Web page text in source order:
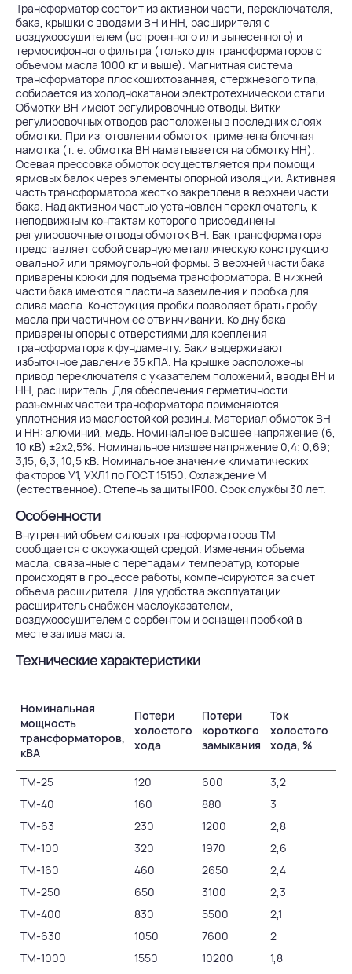
Трансформатор состоит из активной части, переключателя,
бака, крышки с вводами ВН и НН, расширителя с
воздухоосушителем (встроенного или вынесенного) и
термосифонного фильтра (только для трансформаторов с
объемом масла 1000 кг и выше). Магнитная система
трансформатора плоскошихтованная, стержневого типа,
собирается из холоднокатаной электротехнической стали.
Обмотки ВН имеют регулировочные отводы. Витки
регулировочных отводов расположены в последних слоях
обмотки. При изготовлении обмоток применена блочная
намотка (т. е. обмотка ВН наматывается на обмотку НН).
Осевая прессовка обмоток осуществляется при помощи
ярмовых балок через элементы опорной изоляции. Активная
часть трансформатора жестко закреплена в верхней части
бака. Над активной частью установлен переключатель, к
неподвижным контактам которого присоединены
регулировочные отводы обмоток ВН. Бак трансформатора
представляет собой сварную металлическую конструкцию
овальной или прямоугольной формы. В верхней части бака
приварены крюки для подъема трансформатора. В нижней
части бака имеются пластина заземления и пробка для
слива масла. Конструкция пробки позволяет брать пробу
масла при частичном ее отвинчивании. Ко дну бака
приварены опоры с отверстиями для крепления
трансформатора к фундаменту. Баки выдерживают
избыточное давление 35 кПА. На крышке расположены
привод переключателя с указателем положений, вводы ВН и
НН, расширитель. Для обеспечения герметичности
разъемных частей трансформатора применяются
уплотнения из маслостойкой резины. Материал обмоток ВН
и НН: алюминий, медь. Номинальное высшее напряжение (6,
10 кВ) ±2х2,5%. Номинальное низшее напряжение 0,4; 0,69;
3,15; 6,3; 10,5 кВ. Номинальное значение климатических
факторов У1, УХЛ1 по ГОСТ 15150. Охлаждение М
(естественное). Степень защиты IP00. Срок службы 30 лет.
Особенности
Внутренний объем силовых трансформаторов ТМ
сообщается с окружающей средой. Изменения объема
масла, связанные с перепадами температур, которые
происходят в процессе работы, компенсируются за счет
объема расширителя. Для удобства эксплуатации
расширитель снабжен маслоуказателем,
воздухоосушителем с сорбентом и оснащен пробкой в
месте залива масла.
Технические характеристики
Номинальная
мощность
трансформаторов,
кВА
Потери
холостого
хода
Потери
короткого
замыкания
Ток
холостого
хода, %
ТМ-25
120 600 3,2
ТМ-40
160 880 3
ТМ-63
230 1200 2,8
ТМ-100
320 1970 2,6
ТМ-160
460 2650 2,4
ТМ-250
650 3100 2,3
ТМ-400
830 5500 2,1
ТМ-630
1050 7600 2
ТМ-1000
1550 10200 1,8